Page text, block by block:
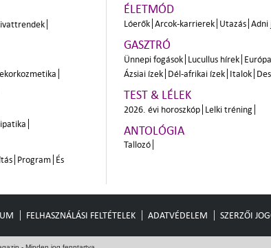
Program És
ÉLETMÓD
Lóerők Arcok-karrierek Utazás Adni
GASZTRÓ
Ünnepi fogások Lucullus hírek
Ázsiai ízek Dél-afrikai ízek Italok
TEST & LÉLEK
2026. évi horoszkóp Lelki tréning
ANTOLÓGIA
Tallozó
FELHASZNÁLÁSI FELTÉTELEK ADATVÉDELEM SZERZŐI